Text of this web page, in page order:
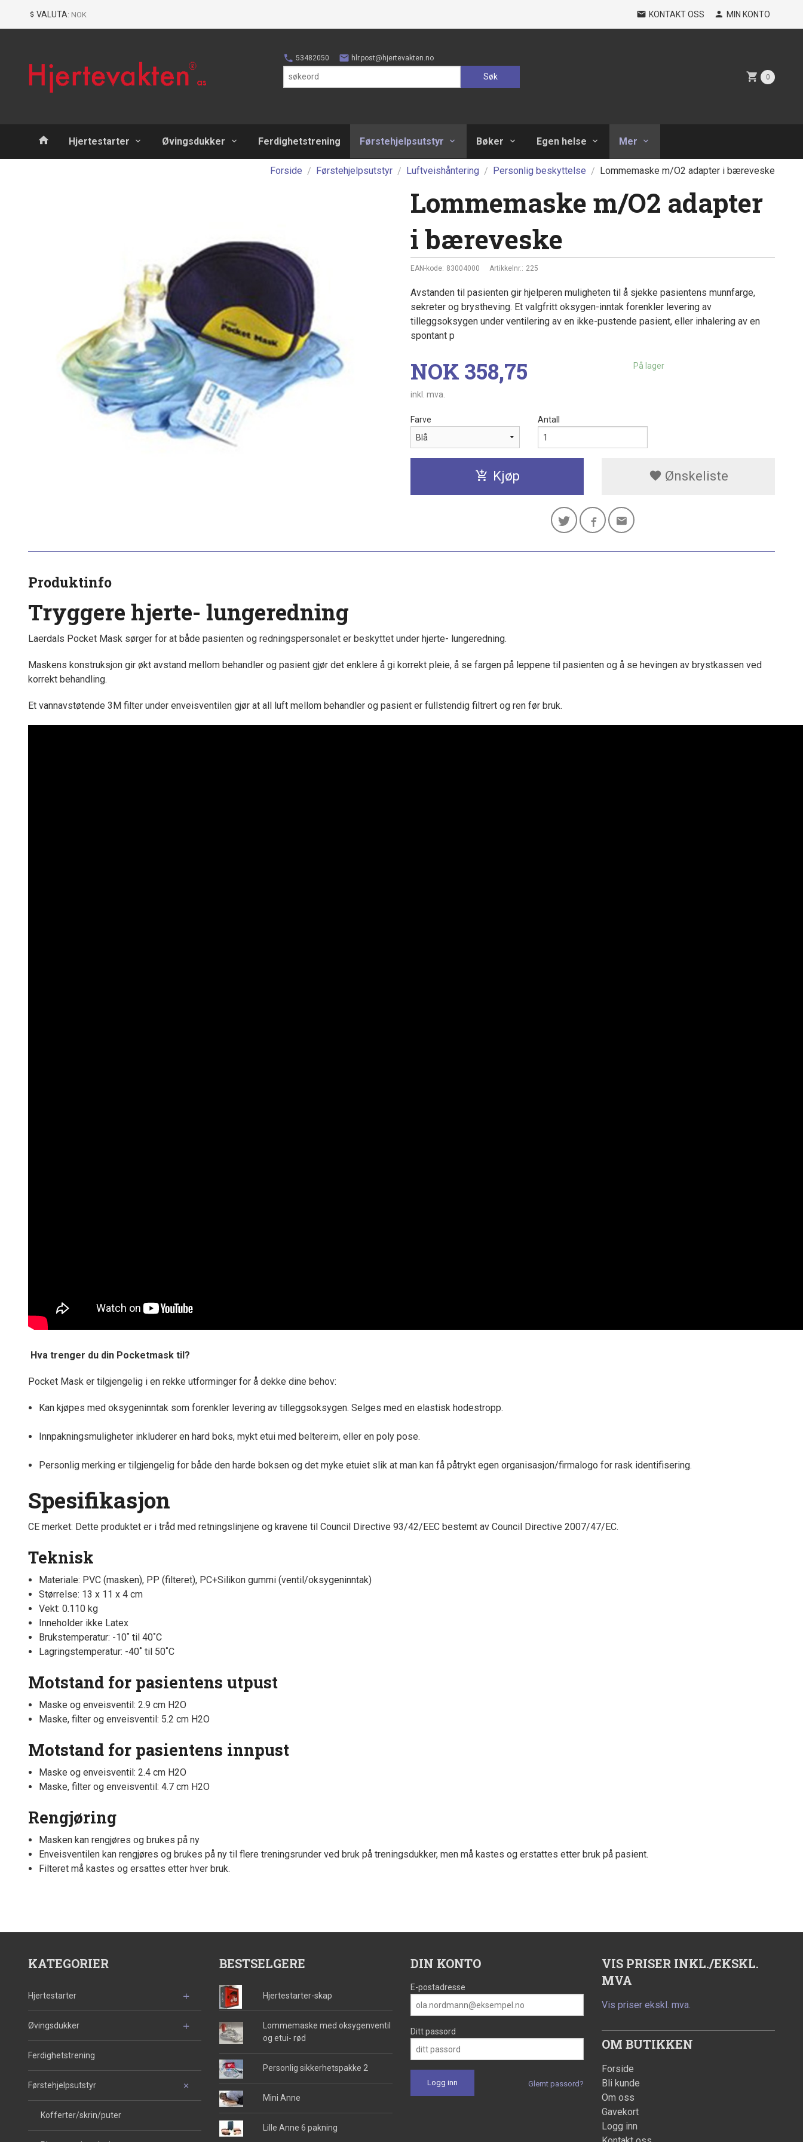
VALUTA: NOK KONTAKT OSS MIN KONTO
53482050 hlr.post@hjertevakten.no
Søk 0
Produkter
Hjertestarter Øvingsdukker Ferdighetstrening Førstehjelpsutstyr Bøker Egen helse Mer
Forside Førstehjelpsutstyr Luftveishåntering Personlig beskyttelse Lommemaske m/O2 adapter i bæreveske
Lommemaske m/O2 adapter
i bæreveske
EAN-kode: 83004000 Artikkelnr.: 225
Avstanden til pasienten gir hjelperen muligheten til å sjekke pasientens munnfarge,
sekreter og brystheving. Et valgfritt oksygen-inntak forenkler levering av
tilleggsoksygen under ventilering av en ikke-pustende pasient, eller inhalering av en
spontant p
Pris
NOK 358,75
inkl. mva.
På lager
Farve Antall
Kjøp Ønskeliste
Produktinfo
Tryggere hjerte- lungeredning
Laerdals Pocket Mask sørger for at både pasienten og redningspersonalet er beskyttet under hjerte- lungeredning.
Maskens konstruksjon gir økt avstand mellom behandler og pasient gjør det enklere å gi korrekt pleie, å se fargen på leppene til pasienten og å se hevingen av brystkassen ved
korrekt behandling.
Et vannavstøtende 3M filter under enveisventilen gjør at all luft mellom behandler og pasient er fullstendig filtrert og ren før bruk.
Hva trenger du din Pocketmask til?
Pocket Mask er tilgjengelig i en rekke utforminger for å dekke dine behov:
Kan kjøpes med oksygeninntak som forenkler levering av tilleggsoksygen. Selges med en elastisk hodestropp.
Innpakningsmuligheter inkluderer en hard boks, mykt etui med beltereim, eller en poly pose.
Personlig merking er tilgjengelig for både den harde boksen og det myke etuiet slik at man kan få påtrykt egen organisasjon/firmalogo for rask identifisering.
Spesifikasjon
CE merket: Dette produktet er i tråd med retningslinjene og kravene til Council Directive 93/42/EEC bestemt av Council Directive 2007/47/EC.
Teknisk
Materiale: PVC (masken), PP (filteret), PC+Silikon gummi (ventil/oksygeninntak)
Størrelse: 13 x 11 x 4 cm
Vekt: 0.110 kg
Inneholder ikke Latex
Brukstemperatur: -10˚ til 40˚C
Lagringstemperatur: -40˚ til 50˚C
Motstand for pasientens utpust
Maske og enveisventil: 2.9 cm H2O
Maske, filter og enveisventil: 5.2 cm H2O
Motstand for pasientens innpust
Maske og enveisventil: 2.4 cm H2O
Maske, filter og enveisventil: 4.7 cm H2O
Rengjøring
Masken kan rengjøres og brukes på ny
Enveisventilen kan rengjøres og brukes på ny til flere treningsrunder ved bruk på treningsdukker, men må kastes og erstattes etter bruk på pasient.
Filteret må kastes og ersattes etter hver bruk.
KATEGORIER
Hjertestarter
Øvingsdukker
Ferdighetstrening
Førstehjelpsutstyr
Kofferter/skrin/puter
BESTSELGERE
Hjertestarter-skap
Lommemaske med oksygenventil
og etui- rød
Personlig sikkerhetspakke 2
Mini Anne
Lille Anne 6 pakning
DIN KONTO
E-postadresse
Ditt passord
Glemt passord?
VIS PRISER INKL./EKSKL.
MVA
Vis priser ekskl. mva.
OM BUTIKKEN
Forside
Bli kunde
Om oss
Gavekort
Logg inn